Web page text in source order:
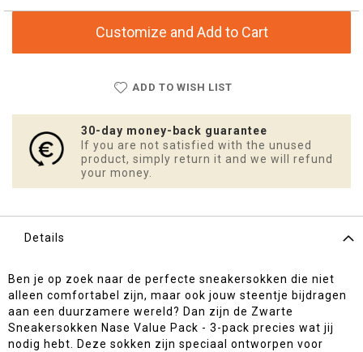
Customize and Add to Cart
ADD TO WISH LIST
30-day money-back guarantee
If you are not satisfied with the unused
product, simply return it and we will refund
your money.
Details
Ben je op zoek naar de perfecte sneakersokken die niet
alleen comfortabel zijn, maar ook jouw steentje bijdragen
aan een duurzamere wereld? Dan zijn de Zwarte
Sneakersokken Nase Value Pack - 3-pack precies wat jij
nodig hebt. Deze sokken zijn speciaal ontworpen voor